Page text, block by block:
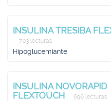
INSULINA TRESIBA
703 lecturas
Hipoglucemiante
INSULINA NOVORAPID
FLEXTOUCH
696 lecturas